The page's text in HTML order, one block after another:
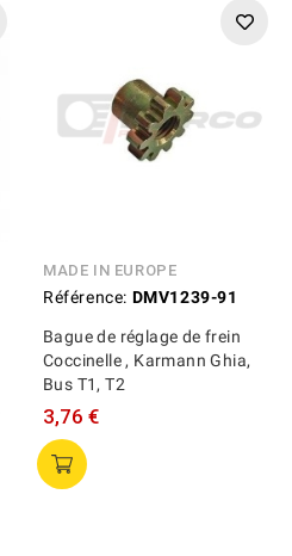
MADE IN EUROPE
Référence: DMV1239-91
Bague de réglage de frein
Coccinelle , Karmann Ghia,
Bus T1, T2
3,76 €